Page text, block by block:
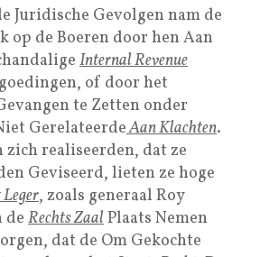
Juridische Gevolgen nam de
op de Boeren door hen Aan
Internal Revenue
of door het
te Zetten onder
GerelateerdeAan Klachten.
zich realiseerden, dat ze
Geviseerd, lieten ze hoge
, zoals generaal Roy
deRechts ZaalPlaats Nemen
dat de Om Gekochte